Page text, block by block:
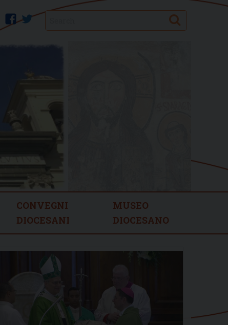
twitter
facebook Search
CONVEGNI
DIOCESANI
MUSEO
DIOCESANO